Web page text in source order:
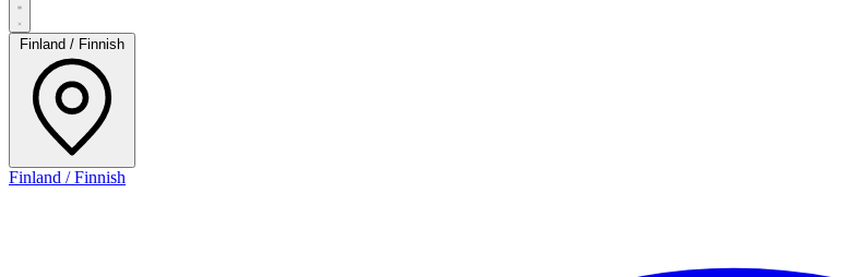
Finland / Finnish
Finland / Finnish